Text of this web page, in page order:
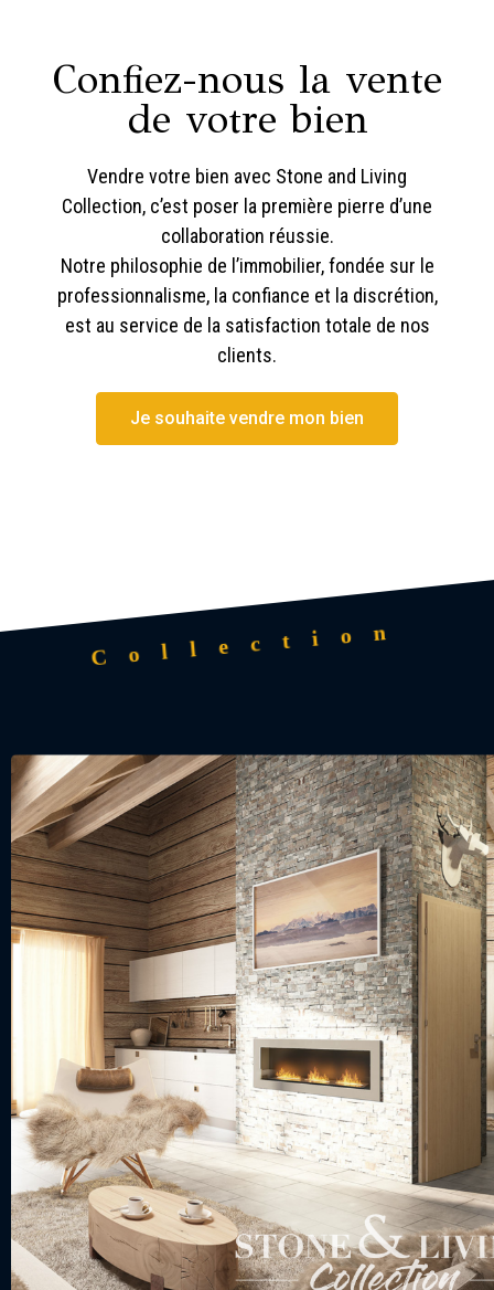
Confiez-nous la vente
de votre bien
Vendre votre bien avec Stone and Living
Collection, c’est poser la première pierre d’une
collaboration réussie.
Notre philosophie de l’immobilier, fondée sur le
professionnalisme, la confiance et la discrétion,
est au service de la satisfaction totale de nos
clients.
Je souhaite vendre mon bien
Collection